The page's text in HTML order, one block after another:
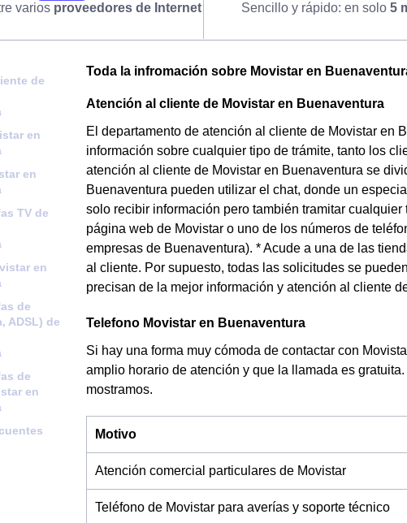
varios proveedores de Internet Sencillo y rápido: en solo 5
de
en
en
TV de
en
de
ADSL) de
de
en
Toda la infromación sobre Movistar en
Atención al cliente de Movistar en Buenaventura
El departamento de atención al cliente de Movistar en
información sobre cualquier tipo de trámite, tanto los
atención al cliente de Movistar en Buenaventura se
Buenaventura pueden utilizar el chat, donde un
solo recibir información pero también tramitar
página web de Movistar o uno de los números de
empresas de Buenaventura). * Acude a una de las
al cliente. Por supuesto, todas las solicitudes se
precisan de la mejor información y atención al cliente
Telefono Movistar en Buenaventura
Si hay una forma muy cómoda de contactar con
amplio horario de atención y que la llamada es
mostramos.
Motivo
Atención comercial particulares de Movistar
Teléfono de Movistar para averías y soporte técnico